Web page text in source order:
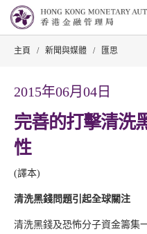
主頁 / 新聞與媒體 / 匯思
2015年06月04日
完善的打擊清洗
性
(譯本)
清洗黑錢問題引起全球關注
清洗黑錢及恐怖分子資金籌集